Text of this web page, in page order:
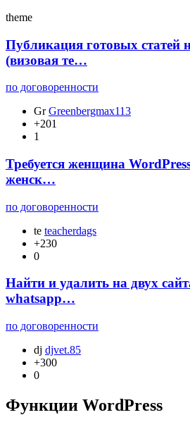
theme
Публикация готовых статей
(визовая те…
по договоренности
Gr Greenbergmax113
+201
1
Требуется женщина
женск…
по договоренности
te teacherdags
+230
0
Найти и удалить на двух
whatsapp…
по договоренности
dj djvet.85
+300
0
Функции WordPress